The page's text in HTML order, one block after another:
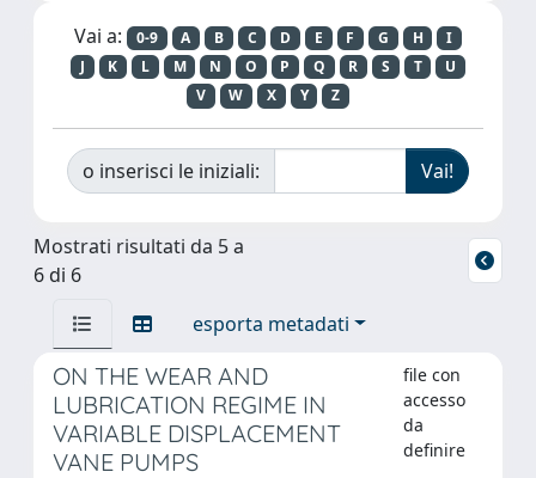
Vai a: 0-9 A B C D E F G H
I
J
K L M N O P Q R S T
U
V
W X Y Z
o inserisci le iniziali:
Mostrati risultati da 5 a
6 di 6
esporta metadati
ON THE WEAR AND
LUBRICATION REGIME IN
VARIABLE DISPLACEMENT
VANE PUMPS
file con
accesso
da
definire